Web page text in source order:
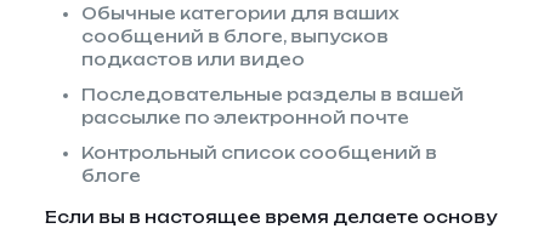
Обычные категории для ваших
сообщений в блоге, выпусков
подкастов или видео
Последовательные разделы в вашей
рассылке по электронной почте
Контрольный список сообщений в
блоге
Если вы в настоящее время делаете основу